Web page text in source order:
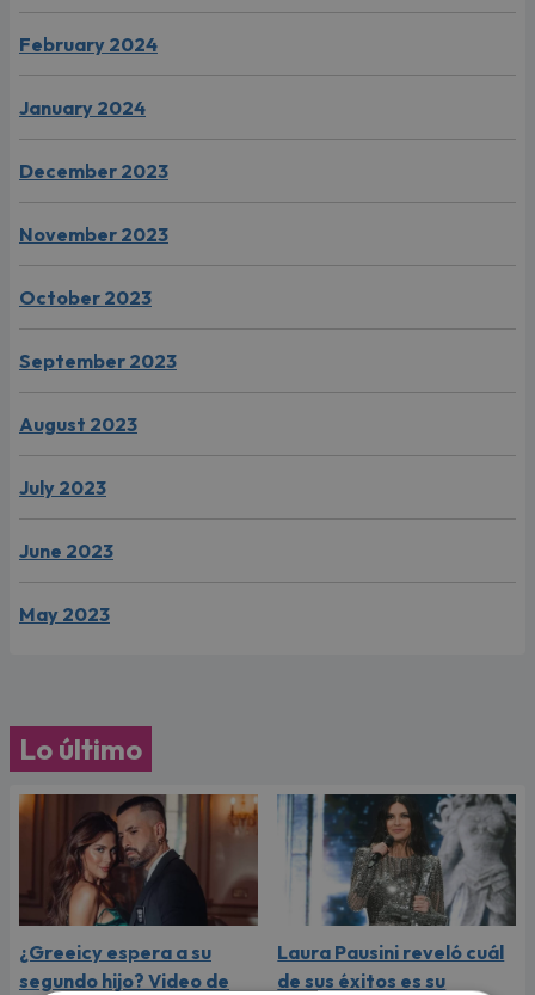
February 2024
January 2024
December 2023
November 2023
October 2023
September 2023
August 2023
July 2023
June 2023
May 2023
Lo último
¿Greeicy espera a su
segundo hijo? Video de
Laura Pausini reveló cuál
de sus éxitos es su